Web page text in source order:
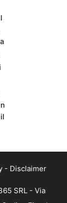
- Disclaimer
SRL - Via